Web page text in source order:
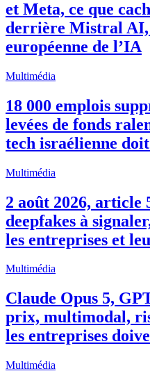
et Meta, ce que
derrière Mistral AI,
européenne de l’IA
Multimédia
18 000 emplois
levées de fonds
tech israélienne
Multimédia
2 août 2026, article
deepfakes à
les entreprises et
Multimédia
Claude Opus 5,
prix, multimodal,
les entreprises
Multimédia